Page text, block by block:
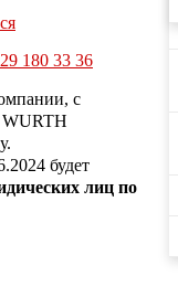
180 33 36
с
WURTH
будет
лиц по